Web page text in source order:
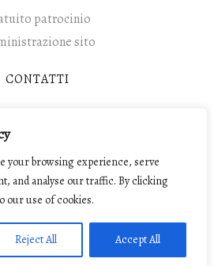
your browsing experience, serve
and analyse our traffic. By clicking
our use of cookies.
Reject All Accept All
patrocinio
sito
CONTATTI
di Modena Carl'Alberto Perroux.
i diritti riservati.